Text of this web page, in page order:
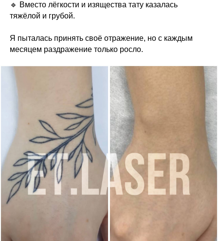
🔹 Вместо лёгкости и изящества тату казалась
тяжёлой и грубой.
Я пыталась принять своё отражение, но с каждым
месяцем раздражение только росло.